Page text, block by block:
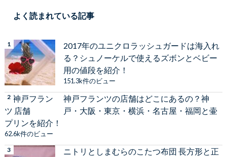
よく読まれている記事
2017年のユニクロラッシュガードは海入れ
る？シュノーケルで使えるズボンとベビー
用の値段を紹介！
151.3k件のビュー
神戸フランツの店舗はどこにあるの？神
戸・大阪・東京・横浜・名古屋・福岡と壷
プリンを紹介！
62.6k件のビュー
ニトリとしまむらのこたつ布団 長方形と正